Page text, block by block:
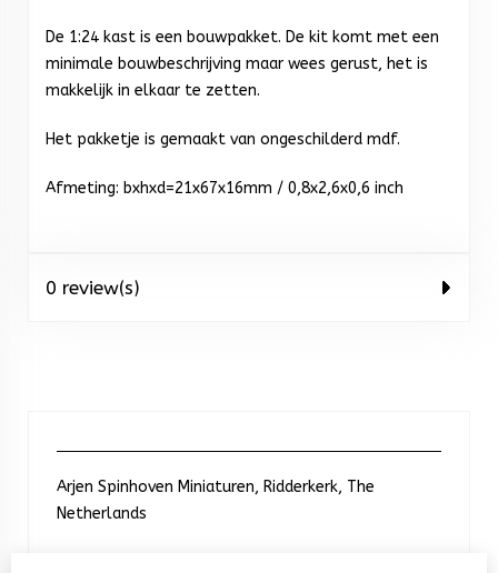
De 1:24 kast is een bouwpakket. De kit komt met een
minimale bouwbeschrijving maar wees gerust, het is
makkelijk in elkaar te zetten.
Het pakketje is gemaakt van ongeschilderd mdf.
Afmeting: bxhxd=21x67x16mm / 0,8x2,6x0,6 inch
0 review(s)
Arjen Spinhoven Miniaturen, Ridderkerk, The
Netherlands